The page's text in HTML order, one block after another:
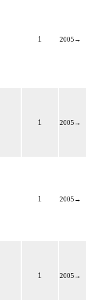
1 2005 →
1 2005 →
1 2005 →
1 2005 →